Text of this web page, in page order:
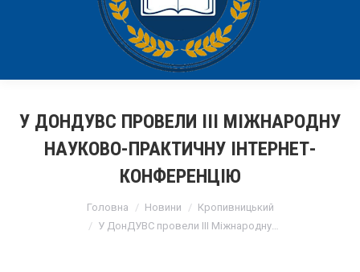
У ДОНДУВС ПРОВЕЛИ ІІІ МІЖНАРОДНУ
НАУКОВО-ПРАКТИЧНУ ІНТЕРНЕТ-
КОНФЕРЕНЦІЮ
Головна Новини
Кропивницький
У ДонДУВС провели ІІІ Міжнародну…